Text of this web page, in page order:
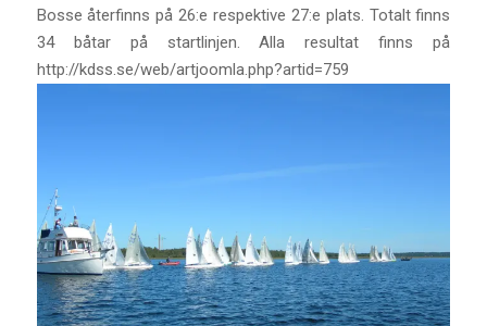
Bosse återfinns på 26:e respektive 27:e plats. Totalt finns
34 båtar på startlinjen. Alla resultat finns på
http://kdss.se/web/artjoomla.php?artid=759